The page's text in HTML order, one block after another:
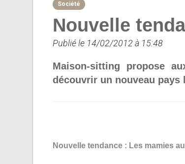
Société
Nouvelle
Publié le 14/02/2012 à 15:48
Maison-sitting propose
découvrir un nouveau pays
Nouvelle tendance : Les mamies